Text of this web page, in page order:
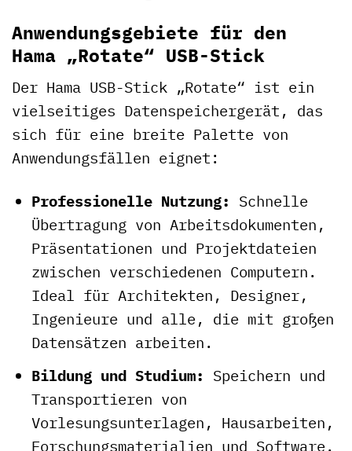
Anwendungsgebiete für den
Hama „Rotate“ USB-Stick
Der Hama USB-Stick „Rotate“ ist ein
vielseitiges Datenspeichergerät, das
sich für eine breite Palette von
Anwendungsfällen eignet:
Professionelle Nutzung: Schnelle
Übertragung von Arbeitsdokumenten,
Präsentationen und Projektdateien
zwischen verschiedenen Computern.
Ideal für Architekten, Designer,
Ingenieure und alle, die mit großen
Datensätzen arbeiten.
Bildung und Studium: Speichern und
Transportieren von
Vorlesungsunterlagen, Hausarbeiten,
Forschungsmaterialien und Software.